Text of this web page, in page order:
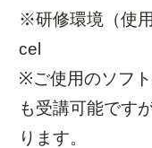
※研修環境（使
cel
※ご使用のソフ
も受講可能です
ります。